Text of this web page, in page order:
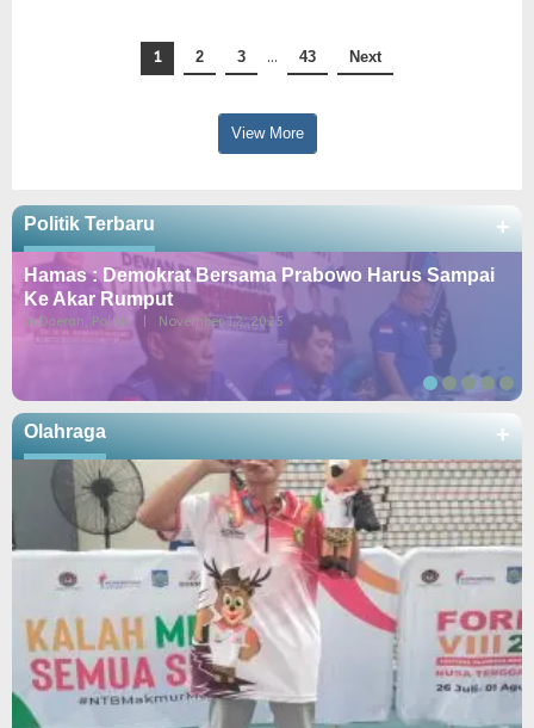
1 2 3 … 43 Next
View More
Politik Terbaru +
Hamas : Demokrat Bersama Prabowo Harus Sampai
Ke Akar Rumput
In Daerah, Politik November 12, 2025
Olahraga +